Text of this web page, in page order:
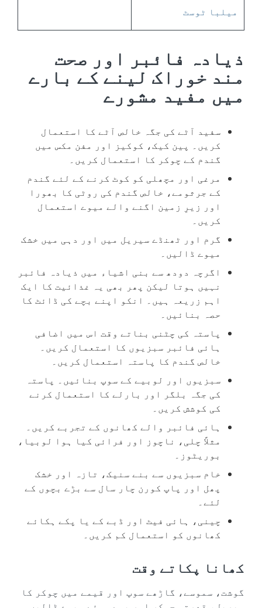
میلبا ٹوسٹ
ذیادہ فائبر اور صحت
مند خوراک لینے کے بارے
میں مفید مشورے
سفید آٹے کی جگہ خالص آٹے کا استعمال
کریں۔ پین کیک، کوکیز اور مفن مکس میں
گندم کے چوکر کا استعمال کریں۔
مرغی اور مچھلی کو کوٹ کرنے کے لئے گندم
کے جرثومے، خالص گندم کی روٹی کا بھورا
اور زیرِ زمین اگنے والے میوے استعمال
کریں۔
گرم اور ٹھنڈے سیریل میں اور دہی میں خشک
میوے ڈالیں۔
اگرچہ دودھ سے بنی اشیاء میں ذیادہ فائبر
نہیں ہوتا لیکن پھر بھی یہ غذائیت کا ایک
اہم زریعہ ہیں۔ انکو اپنے بچے کی ڈائٹ کا
حصہ بنائیں۔
پاستہ کی چٹنی بناتے وقت اس میں اضافی
ہائی فائبر سبزیوں کا استعمال کریں۔
خالص گندم کا پاستہ استعمال کریں۔
سبزیوں اور لوبیے کے سوپ بنائیں۔ پاستہ
کی جگہ بلگر اور بارلے کا استعمال کرنے
کی کوشش کریں۔
ہائی فائبر والے کھانوں کے تجربے کریں۔
مثلاً چلی، ناچوز اور فرائی کیا ہوا لوبیا،
بوریٹوز۔
خام سبزیوں سے بنے سنیک، تازہ اور خشک
پھل اور پاپ کورن چار سال سے بڑے بچوں کے
لئے۔
چینی، ہائی فیٹ اور ڈبے کے یا پکے ہکائے
کھانوں کو استعمال کم کریں۔
کھانا پکاتے وقت
گوشت، سموسے، گاڑھے سوپ اور قیمے میں چوکر کا